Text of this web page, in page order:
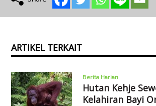
ARTIKEL TERKAIT
Berita Harian
Hutan Kehje
Kelahiran Bayi